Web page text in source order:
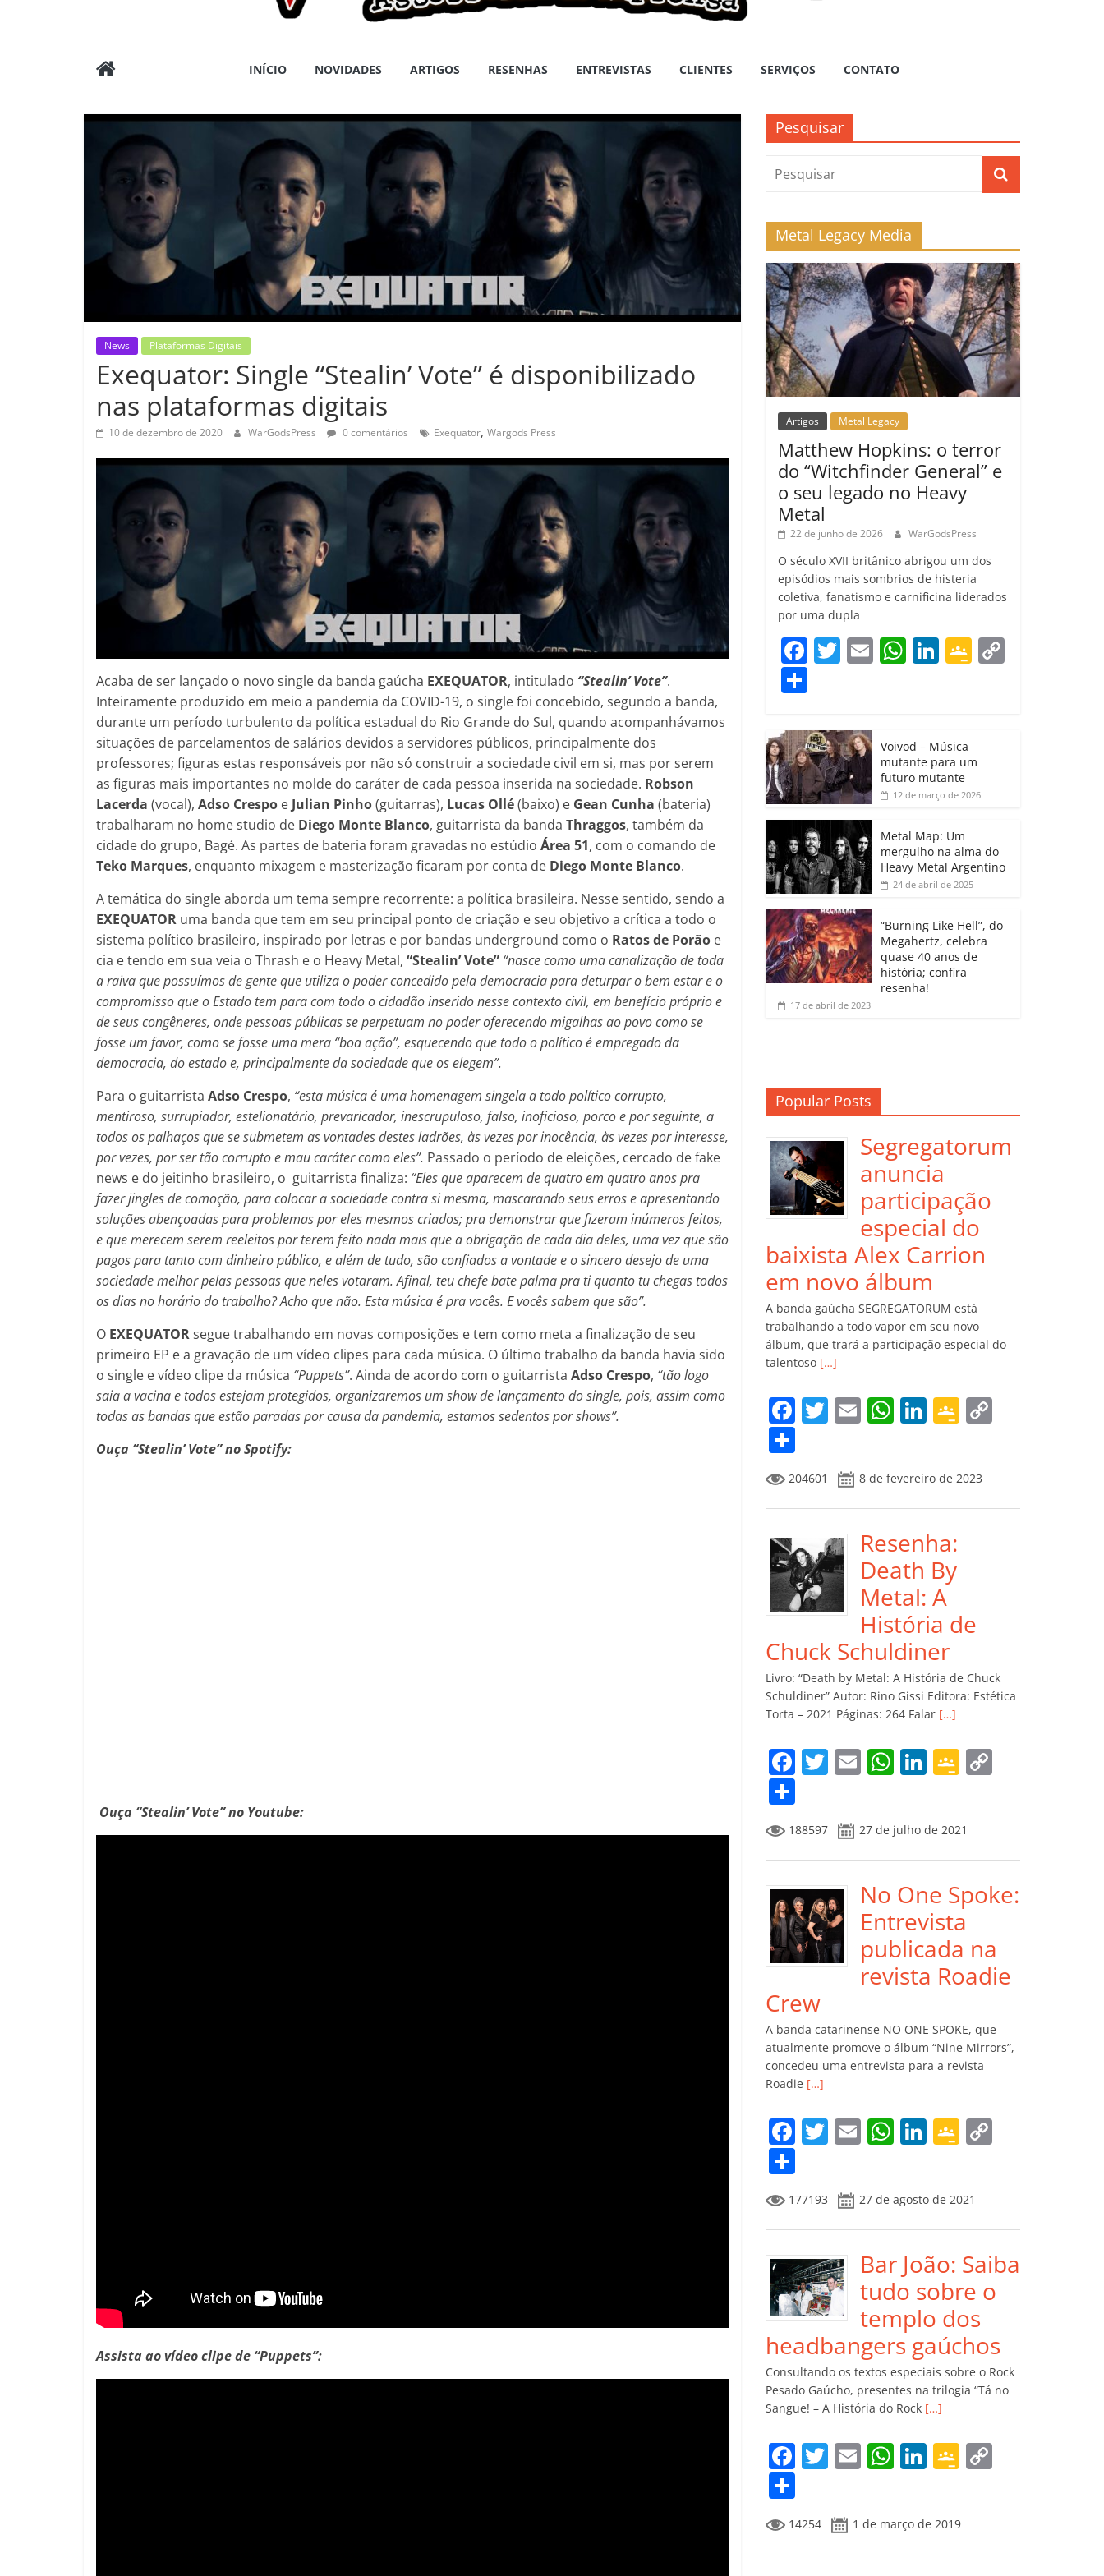
Wargods
Press
Assessoria
Conteúdos
INÍCIO NOVIDADES ARTIGOS RESENHAS ENTREVISTAS CLIENTES SERVIÇOS CONTATO
News Plataformas Digitais
Exequator: Single “Stealin’ Vote” é disponibilizado
nas plataformas digitais
10 de dezembro de 2020 WarGodsPress 0 comentários Exequator, Wargods Press
Acaba de ser lançado o novo single da banda gaúcha EXEQUATOR, intitulado “Stealin’ Vote”.
Inteiramente produzido em meio a pandemia da COVID-19, o single foi concebido, segundo a banda,
durante um período turbulento da política estadual do Rio Grande do Sul, quando acompanhávamos
situações de parcelamentos de salários devidos a servidores públicos, principalmente dos
professores; figuras estas responsáveis por não só construir a sociedade civil em si, mas por serem
as figuras mais importantes no molde do caráter de cada pessoa inserida na sociedade. Robson
Lacerda (vocal), Adso Crespo e Julian Pinho(guitarras), Lucas Ollé(baixo) e Gean Cunha (bateria)
trabalharam no home studio de Diego Monte Blanco, guitarrista da banda Thraggos, também da
cidade do grupo, Bagé. As partes de bateria foram gravadas no estúdio Área 51, com o comando de
Teko Marques, enquanto mixagem e masterização ficaram por conta de Diego Monte Blanco.
A temática do single aborda um tema sempre recorrente: a política brasileira. Nesse sentido, sendo a
EXEQUATOR uma banda que tem em seu principal ponto de criação e seu objetivo a crítica a todo o
sistema político brasileiro, inspirado por letras e por bandas underground como o Ratos de Porão e
cia e tendo em sua veia o Thrash e o Heavy Metal, “Stealin’ Vote” “nasce como uma canalização de toda
a raiva que possuímos de gente que utiliza o poder concedido pela democracia para deturpar o bem estar e o
compromisso que o Estado tem para com todo o cidadão inserido nesse contexto civil, em benefício próprio e
de seus congêneres, onde pessoas públicas se perpetuam no poder oferecendo migalhas ao povo como se
fosse um favor, como se fosse uma mera “boa ação”, esquecendo que todo o político é empregado da
democracia, do estado e, principalmente da sociedade que os elegem”.
Para o guitarrista Adso Crespo, “esta música é uma homenagem singela a todo político corrupto,
mentiroso, surrupiador, estelionatário, prevaricador, inescrupuloso, falso, inoficioso, porco e por seguinte, a
todos os palhaços que se submetem as vontades destes ladrões, às vezes por inocência, às vezes por interesse,
por vezes, por ser tão corrupto e mau caráter como eles”. Passado o período de eleições, cercado de fake
news e do jeitinho brasileiro, o guitarrista finaliza: “Eles que aparecem de quatro em quatro anos pra
fazer jingles de comoção, para colocar a sociedade contra si mesma, mascarando seus erros e apresentando
soluções abençoadas para problemas por eles mesmos criados; pra demonstrar que fizeram inúmeros feitos,
e que merecem serem reeleitos por terem feito nada mais que a obrigação de cada dia deles, uma vez que são
pagos para tanto com dinheiro público, e além de tudo, são confiados a vontade e o sincero desejo de uma
sociedade melhor pelas pessoas que neles votaram. Afinal, teu chefe bate palma pra ti quanto tu chegas todos
os dias no horário do trabalho? Acho que não. Esta música é pra vocês. E vocês sabem que são”.
O EXEQUATORsegue trabalhando em novas composições e tem como meta a finalização de seu
primeiro EP e a gravação de um vídeo clipes para cada música. O último trabalho da banda havia sido
o single e vídeo clipe da música “Puppets”. Ainda de acordo com o guitarrista Adso Crespo, “tão logo
saia a vacina e todos estejam protegidos, organizaremos um show de lançamento do single, pois, assim como
todas as bandas que estão paradas por causa da pandemia, estamos sedentos por shows”.
Ouça “Stealin’ Vote” no Spotify:
Ouça “Stealin’ Vote” no Youtube:
Assista ao vídeo clipe de “Puppets”:
Pesquisar
Metal Legacy Media
Artigos Metal Legacy
Matthew Hopkins: o terror
do “Witchfinder General” e
o seu legado no Heavy
Metal
22 de junho de 2026 WarGodsPress
O século XVII britânico abrigou um dos
episódios mais sombrios de histeria
coletiva, fanatismo e carnificina liderados
por uma dupla
F
e
b
o
o
k
T
er
E W
A
p
p
Li
dI
n
G
e
a
ro
o
m
m
p
ar
til
h
ar
Voivod – Música
mutante para um
futuro mutante
12 de março de 2026
Metal Map: Um
mergulho na alma do
Heavy Metal Argentino
24 de abril de 2025
“Burning Like Hell”, do
Megahertz, celebra
quase 40 anos de
história; confira
resenha!
17 de abril de 2023
Popular Posts
Segregatorum
anuncia
participação
especial do
baixista Alex Carrion
em novo álbum
A banda gaúcha SEGREGATORUM está
trabalhando a todo vapor em seu novo
álbum, que trará a participação especial do
talentoso […]
F
e
b
o
o
k
T
itt
er
E
l
W
s
A
p
p
Li
e
dI
n
G
gl
e
ro
m
Li
o
m
p
ar
til
h
ar
204601 8 de fevereiro de 2023
Resenha:
Death By
Metal: A
História de
Chuck Schuldiner
Livro: “Death by Metal: A História de Chuck
Schuldiner” Autor: Rino Gissi Editora: Estética
Torta – 2021 Páginas: 264 Falar […]
F
e
b
o
o
k
T
itt
er
E
l
W
s
A
p
p
Li
e
dI
n
G
gl
e
Cl
a
ss
ro
m
Li
n
o
m
p
ar
til
h
ar
188597 27 de julho de 2021
No One Spoke:
Entrevista
publicada na
revista Roadie
Crew
A banda catarinense NO ONE SPOKE, que
atualmente promove o álbum “Nine Mirrors”,
concedeu uma entrevista para a revista
Roadie […]
F
e
b
o
o
k
T
itt
er
E
l
W
s
A
p
p
Li
e
dI
n
G
gl
e
Cl
a
ss
ro
o
m
Li
n
k
o
m
p
ar
til
h
ar
177193 27 de agosto de 2021
Bar João: Saiba
tudo sobre o
templo dos
headbangers gaúchos
Consultando os textos especiais sobre o Rock
Pesado Gaúcho, presentes na trilogia “Tá no
Sangue! – A História do Rock […]
F
e
T
itt
er
E
l
W
s
Li
e
G
gl
o
m
14254 1 de março de 2019